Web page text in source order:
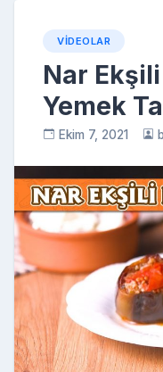
VIDEOLAR
Nar
Yemek
Ekim 7, 2021